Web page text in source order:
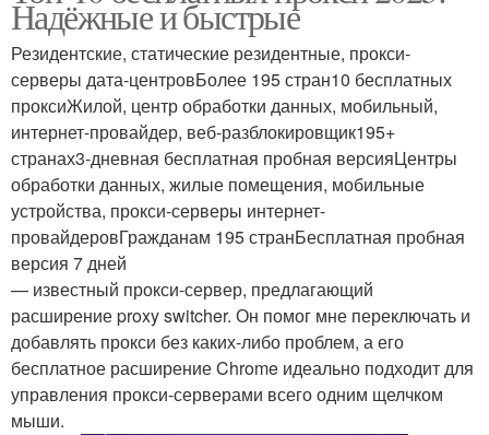
Надёжные и быстрые
Резидентские, статические резидентные, прокси-
серверы дата-центровБолее 195 стран10 бесплатных
проксиЖилой, центр обработки данных, мобильный,
интернет-провайдер, веб-разблокировщик195+
странах3-дневная бесплатная пробная версияЦентры
обработки данных, жилые помещения, мобильные
устройства, прокси-серверы интернет-
провайдеровГражданам 195 странБесплатная пробная
версия 7 дней
— известный прокси-сервер, предлагающий
расширение proxy switcher. Он помог мне переключать и
добавлять прокси без каких-либо проблем, а его
бесплатное расширение Chrome идеально подходит для
управления прокси-серверами всего одним щелчком
мыши.